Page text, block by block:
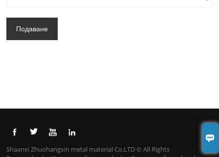
Подаване
   
Shaanxi Zhuohangxin metal material Co.LTD © All Rights
